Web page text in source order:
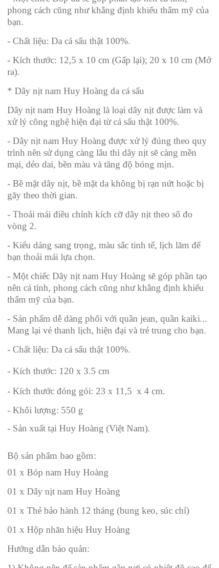
phong cách cũng như khẳng định khiếu thẩm mỹ của
bạn.
- Chất liệu: Da cá sấu thật 100%.
- Kích thước: 12,5 x 10 cm (Gấp lại); 20 x 10 cm (Mở
ra).
* Dây nịt nam Huy Hoàng da cá sấu
Dây nịt nam Huy Hoàng là loại dây nịt được làm và
xử lý công nghệ hiện đại từ cá sấu thật 100%.
- Dây nịt nam Huy Hoàng được xử lý đúng theo quy
trình nên sử dụng càng lâu thì dây nịt sẽ càng mền
mại, dẻo dai, bền màu và tăng độ bóng mịn.
- Bề mặt dây nịt, bề mặt da không bị rạn nứt hoặc bị
gãy theo thời gian.
- Thoải mái điều chỉnh kích cỡ dây nịt theo số đo
vòng 2.
- Kiểu dáng sang trọng, màu sắc tinh tế, lịch lãm để
bạn thoải mái lựa chọn.
- Một chiếc Dây nịt nam Huy Hoàng sẽ góp phần tạo
nên cá tính, phong cách cũng như khẳng định khiếu
thẩm mỹ của bạn.
- Sản phẩm dễ dàng phối với quần jean, quần kaiki...
Mang lại vẻ thanh lịch, hiện đại và trẻ trung cho bạn.
- Chất liệu: Da cá sấu thật 100%.
- Kích thước: 120 x 3.5 cm
- Kích thước đóng gói: 23 x 11,5 x 4 cm.
- Khối lượng: 550 g
- Sản xuất tại Huy Hoàng (Việt Nam).
Bộ sản phẩm bao gồm:
01 x Bóp nam Huy Hoàng
01 x Dây nịt nam Huy Hoàng
01 x Thẻ bảo hành 12 tháng (bung keo, súc chỉ)
01 x Hộp nhãn hiệu Huy Hoàng
Hướng dẫn bảo quản: